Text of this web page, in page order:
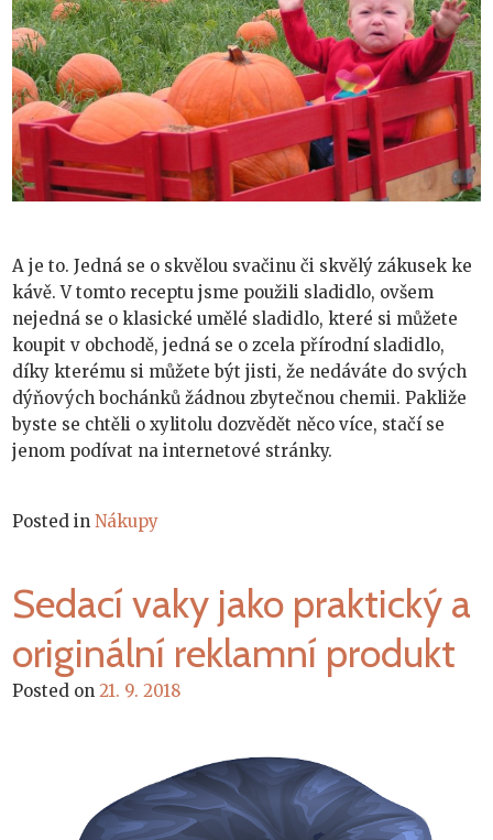
A je to. Jedná se o skvělou svačinu či skvělý zákusek ke
kávě. V tomto receptu jsme použili sladidlo, ovšem
nejedná se o klasické umělé sladidlo, které si můžete
koupit v obchodě, jedná se o zcela přírodní sladidlo,
díky kterému si můžete být jisti, že nedáváte do svých
dýňových bochánků žádnou zbytečnou chemii. Pakliže
byste se chtěli o xylitolu dozvědět něco více, stačí se
jenom podívat na internetové stránky.
Posted inNákupy
Sedací vaky jako praktický a
originální reklamní produkt
Posted on21. 9. 2018